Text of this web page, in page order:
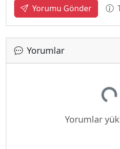
Yorumu Gönder
Yorumlar
Yorumlar